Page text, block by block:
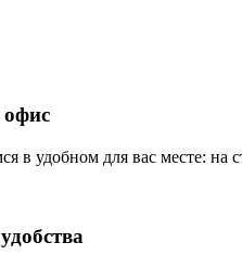
офис
в удобном для вас месте: на